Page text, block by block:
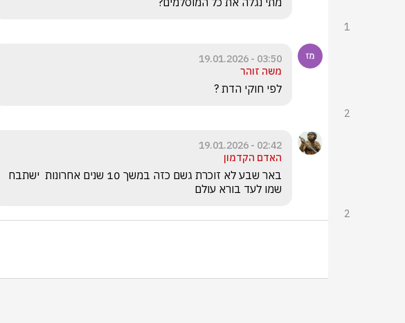
1
03:50 - 19.01.2026
משה זוהר
לפי חוקי הדת ?
2
02:42 - 19.01.2026
האדם הקדמון
שמו לעד בורא עולם
2